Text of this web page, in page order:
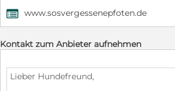
, www.sosvergessenepfoten.de
Kontakt zum Anbieter aufnehmen